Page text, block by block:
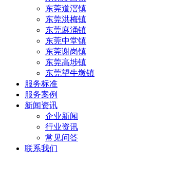
东莞道滘镇
东莞洪梅镇
东莞麻涌镇
东莞中堂镇
东莞谢岗镇
东莞高埗镇
东莞望牛墩镇
服务标准
服务案例
新闻资讯
企业新闻
行业资讯
常见问答
联系我们